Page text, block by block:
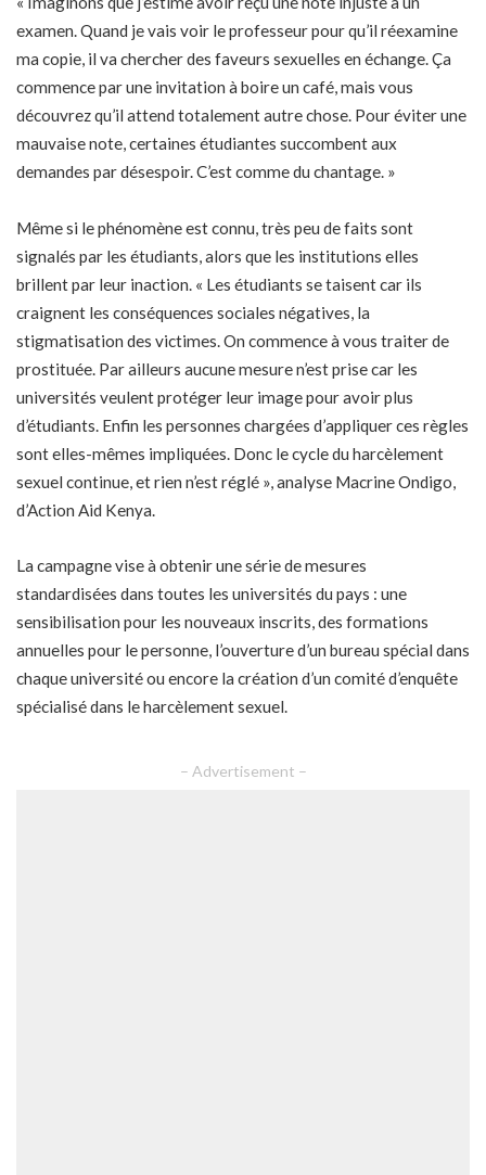
examen. Quand je vais voir le professeur pour qu’il réexamine
ma copie, il va chercher des faveurs sexuelles en échange. Ça
commence par une invitation à boire un café, mais vous
découvrez qu’il attend totalement autre chose. Pour éviter une
mauvaise note, certaines étudiantes succombent aux
demandes par désespoir. C’est comme du chantage. »
Même si le phénomène est connu, très peu de faits sont
signalés par les étudiants, alors que les institutions elles
brillent par leur inaction. « Les étudiants se taisent car ils
craignent les conséquences sociales négatives, la
stigmatisation des victimes. On commence à vous traiter de
prostituée. Par ailleurs aucune mesure n’est prise car les
universités veulent protéger leur image pour avoir plus
d’étudiants. Enfin les personnes chargées d’appliquer ces règles
sont elles-mêmes impliquées. Donc le cycle du harcèlement
sexuel continue, et rien n’est réglé », analyse Macrine Ondigo,
d’Action Aid Kenya.
La campagne vise à obtenir une série de mesures
standardisées dans toutes les universités du pays : une
sensibilisation pour les nouveaux inscrits, des formations
annuelles pour le personne, l’ouverture d’un bureau spécial dans
chaque université ou encore la création d’un comité d’enquête
spécialisé dans le harcèlement sexuel.
– Advertisement –